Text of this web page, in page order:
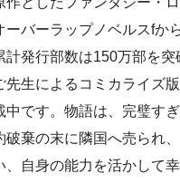
ーバーラップノベルスfか
計発行部数は150万部を突
先生によるコミカライズ
中です。物語は、完璧す
破棄の末に隣国へ売られ
、自身の能力を活かして